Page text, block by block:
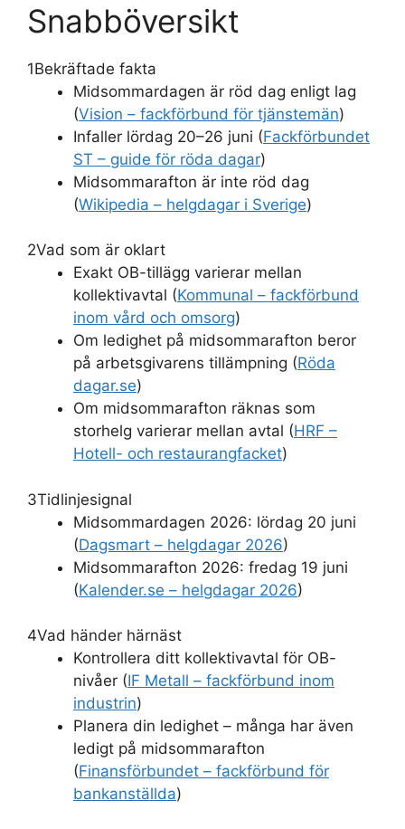
Snabböversikt
1Bekräftade fakta
Midsommardagen är röd dag enligt lag
(Vision – fackförbund för tjänstemän)
Infaller lördag 20–26 juni (Fackförbundet
ST – guide för röda dagar)
Midsommarafton är inte röd dag
(Wikipedia – helgdagar i Sverige)
2Vad som är oklart
Exakt OB-tillägg varierar mellan
kollektivavtal (Kommunal – fackförbund
inom vård och omsorg)
Om ledighet på midsommarafton beror
på arbetsgivarens tillämpning (Röda
dagar.se)
Om midsommarafton räknas som
storhelg varierar mellan avtal (HRF –
Hotell- och restaurangfacket)
3Tidlinjesignal
Midsommardagen 2026: lördag 20 juni
(Dagsmart – helgdagar 2026)
Midsommarafton 2026: fredag 19 juni
(Kalender.se – helgdagar 2026)
4Vad händer härnäst
Kontrollera ditt kollektivavtal för OB-
nivåer (IF Metall – fackförbund inom
industrin)
Planera din ledighet – många har även
ledigt på midsommarafton
(Finansförbundet – fackförbund för
bankanställda)